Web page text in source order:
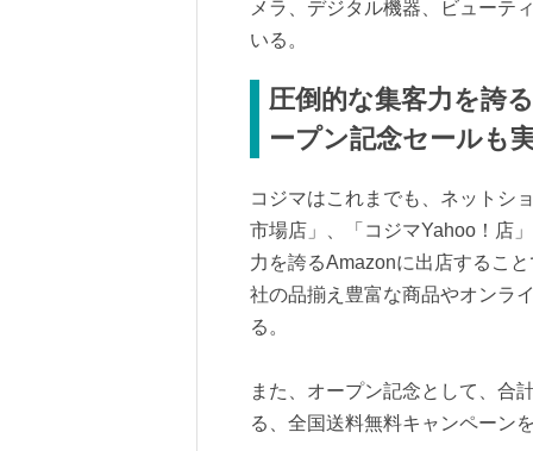
メラ、デジタル機器、ビューテ
いる。
圧倒的な集客力を誇
ープン記念セールも
コジマはこれまでも、ネットシ
市場店」、「コジマYahoo！店
力を誇るAmazonに出店するこ
社の品揃え豊富な商品やオンラ
る。
また、オープン記念として、合
る、全国送料無料キャンペーン